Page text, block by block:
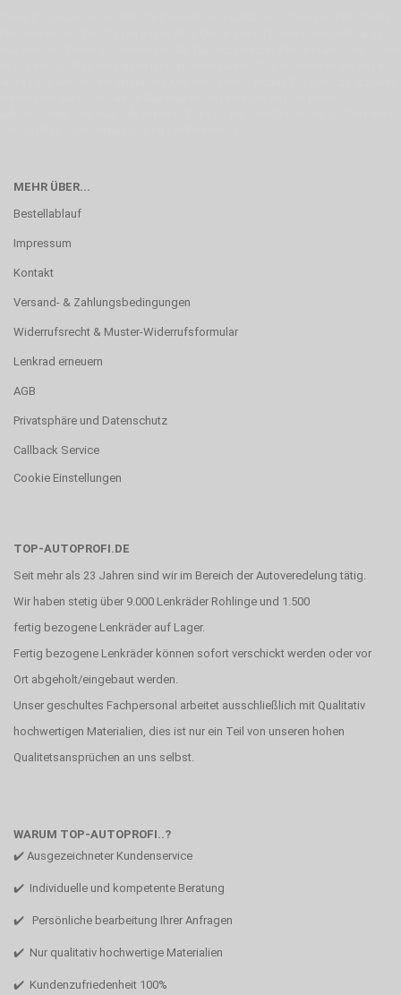
MEHR ÜBER...
Bestellablauf
Impressum
Kontakt
Versand- & Zahlungsbedingungen
Widerrufsrecht & Muster-Widerrufsformular
Lenkrad erneuern
AGB
Privatsphäre und Datenschutz
Callback Service
Cookie Einstellungen
TOP-AUTOPROFI.DE
Seit mehr als 23 Jahren sind wir im Bereich der Autoveredelung tätig.
Wir haben stetig über 9.000 Lenkräder Rohlinge und 1.500
fertig bezogene Lenkräder auf Lager.
Fertig bezogene Lenkräder können sofort verschickt werden oder vor
Ort abgeholt/eingebaut werden.
Unser geschultes Fachpersonal arbeitet ausschließlich mit Qualitativ
hochwertigen Materialien, dies ist nur ein Teil von unseren hohen
Qualitetsansprüchen an uns selbst.
WARUM TOP-AUTOPROFI..?
✔️ Ausgezeichneter Kundenservice
✔️ Individuelle und kompetente Beratung
✔️ Persönliche bearbeitung Ihrer Anfragen
✔️ Nur qualitativ hochwertige Materialien
✔️ Kundenzufriedenheit 100%